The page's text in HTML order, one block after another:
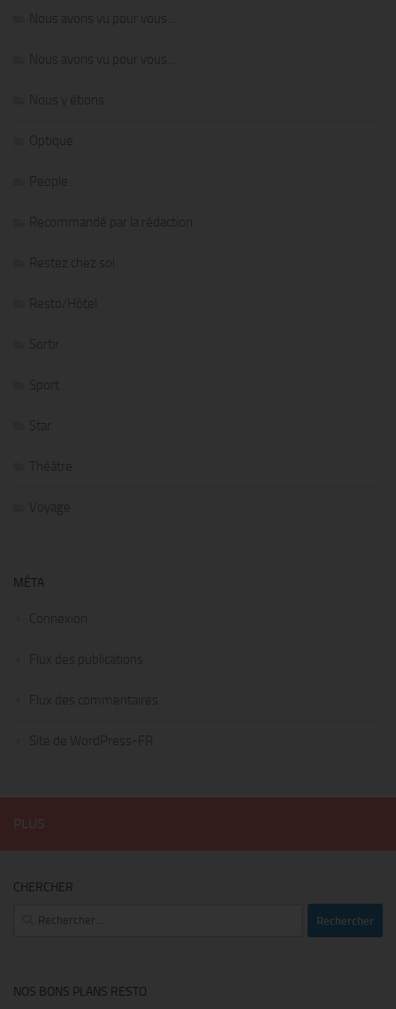
Nous avons vu pour vous…
Nous avons vu pour vous…
Nous y étions…
Optique
People
Recommandé par la rédaction
Restez chez soi
Resto/Hôtel
Sortir
Sport
Star
Théâtre
Voyage
MÉTA
Connexion
Flux des publications
Flux des commentaires
Site de WordPress-FR
CHERCHER
Rechercher :
NOS BONS PLANS RESTO